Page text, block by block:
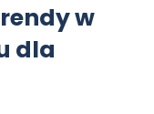
w
dla